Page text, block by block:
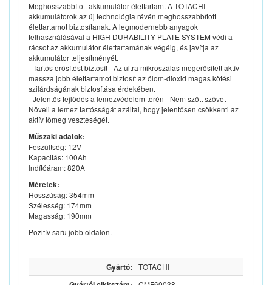
Meghosszabbított akkumulátor élettartam. A TOTACHI
akkumulátorok az új technológia révén meghosszabbított
élettartamot biztosítanak. A legmodernebb anyagok
felhasználásával a HIGH DURABILITY PLATE SYSTEM védi a
rácsot az akkumulátor élettartamának végéig, és javítja az
akkumulátor teljesítményét.
- Tartós erősítést biztosít - Az ultra mikroszálas megerősített aktív
massza jobb élettartamot biztosít az ólom-dioxid magas kötési
szilárdságának biztosítása érdekében.
- Jelentős fejlődés a lemezvédelem terén - Nem szőtt szövet
Növeli a lemez tartósságát azáltal, hogy jelentősen csökkenti az
aktív tömeg veszteségét.
Műszaki adatok:
Feszültség: 12V
Kapacitás: 100Ah
Indítóáram: 820A
Méretek:
Hosszúság: 354mm
Szélesség: 174mm
Magasság: 190mm
Pozitív saru jobb oldalon.
Gyártó: TOTACHI